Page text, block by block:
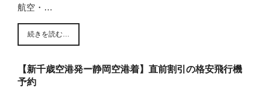
航空・…
続きを読む…
【新千歳空港発ー静岡空港着】直前割引の格安飛行機
予約